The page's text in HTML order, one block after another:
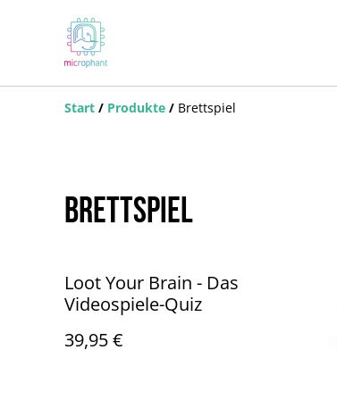
Start / Produkte / Brettspiel
Brettspiel
Loot Your Brain - Das
Videospiele-Quiz
39,95 €